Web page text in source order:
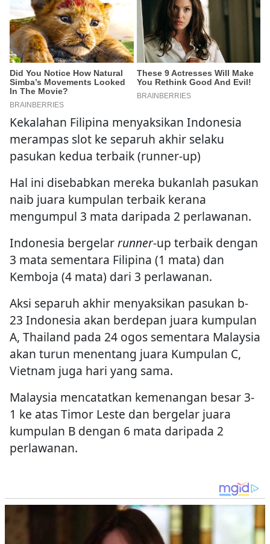
Kekalahan Filipina menyaksikan Indonesia
merampas slot ke separuh akhir selaku
pasukan kedua terbaik (runner-up)
Hal ini disebabkan mereka bukanlah pasukan
naib juara kumpulan terbaik kerana
mengumpul 3 mata daripada 2 perlawanan.
Indonesia bergelarrunner-up terbaik dengan
3 mata sementara Filipina (1 mata) dan
Kemboja (4 mata) dari 3 perlawanan.
Aksi separuh akhir menyaksikan pasukan b-
23 Indonesia akan berdepan juara kumpulan
A, Thailand pada 24 ogos sementara Malaysia
akan turun menentang juara Kumpulan C,
Vietnam juga hari yang sama.
Malaysia mencatatkan kemenangan besar 3-
1 ke atas Timor Leste dan bergelar juara
kumpulan B dengan 6 mata daripada 2
perlawanan.